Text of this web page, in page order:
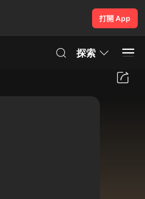
打開 App
探索